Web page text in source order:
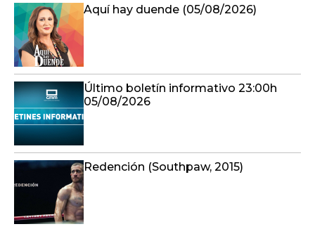
Aquí hay duende (05/08/2026)
Último boletín informativo 23:00h
05/08/2026
Redención (Southpaw, 2015)